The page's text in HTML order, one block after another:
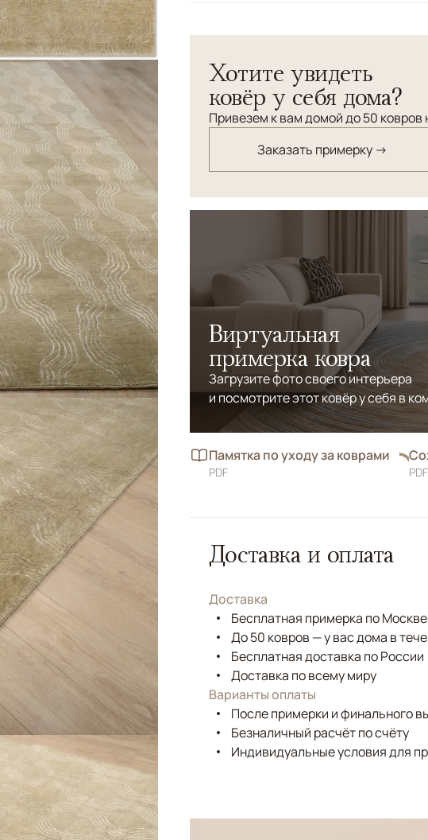
безмолвие. При этом покой
Движущиеся линии, растянутые по
цветовой палитре ковер деликатно
Хотите увидеть
ковёр у себя дома?
Привезем к вам домой до 50 ковров
Заказать примерку →
Виртуальная
примерка ковра
Загрузите фото своего интерьера
и посмотрите этот ковёр у себя в
Памятка по уходу за коврами
PDF PDF
Доставка и оплата
Доставка
Бесплатная примерка по
До 50 ковров — у вас дома в
Бесплатная доставка по России
Доставка по всему миру
Варианты оплаты
После примерки и финального
Безналичный расчёт по счёту
Индивидуальные условия для